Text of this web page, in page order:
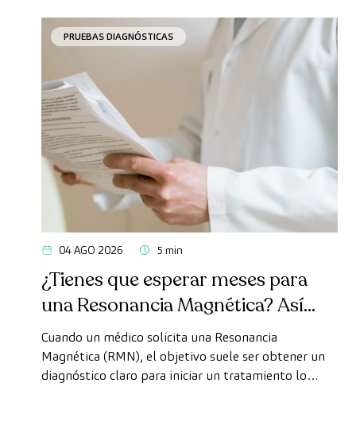
PRUEBAS DIAGNÓSTICAS
04 AGO 2026 5 min
¿Tienes que esperar meses para
una Resonancia Magnética? Así
puedes realizarte la prueba de
forma rápida como paciente
privado
Cuando un médico solicita una Resonancia
Magnética (RMN), el objetivo suele ser obtener un
diagnóstico claro para iniciar un tratamiento lo